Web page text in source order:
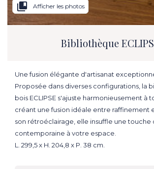
collections_bookmark Afficher les photos
Bibliothèque
Une fusion élégante d'artisanat
Proposée dans diverses configurations, la
bois ECLIPSE s'ajuste harmonieusement à
créant une fusion idéale entre raffinement
son rétroéclairage, elle insuffle une touche
contemporaine à votre espace.
L. 299,5 x H. 204,8 x P. 38 cm.